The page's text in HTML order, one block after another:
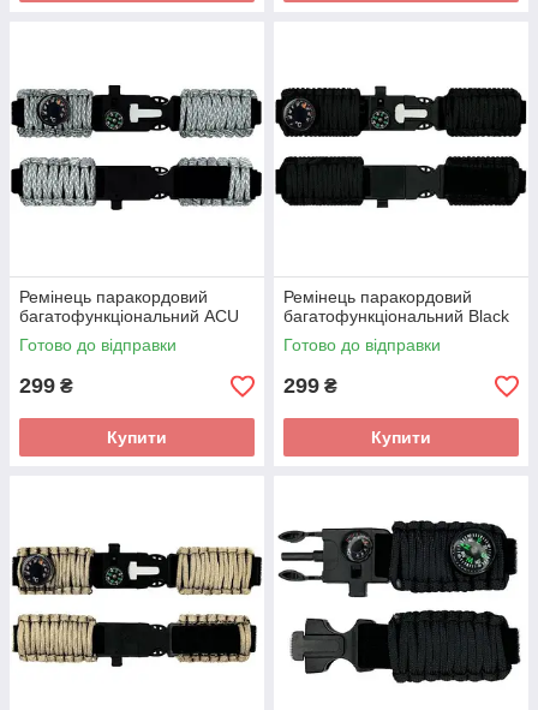
Ремінець паракордовий
багатофункціональний ACU
Готово до відправки
299 ₴
Купити
Ремінець паракордовий
багатофункціональний Black
Готово до відправки
299 ₴
Купити